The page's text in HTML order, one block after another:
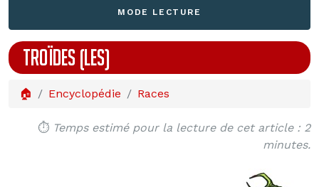
MODE LECTURE
TROÏDES (LES)
🏠 Encyclopédie Races
⏱️ Temps estimé pour la lecture de cet article : 2
minutes.